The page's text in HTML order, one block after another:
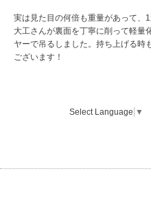
実は見た目の何倍も重量があって、
大工さんが裏面を丁寧に削って軽量
ヤーで吊るしました。持ち上げる時
ございます！
Select Language ▼